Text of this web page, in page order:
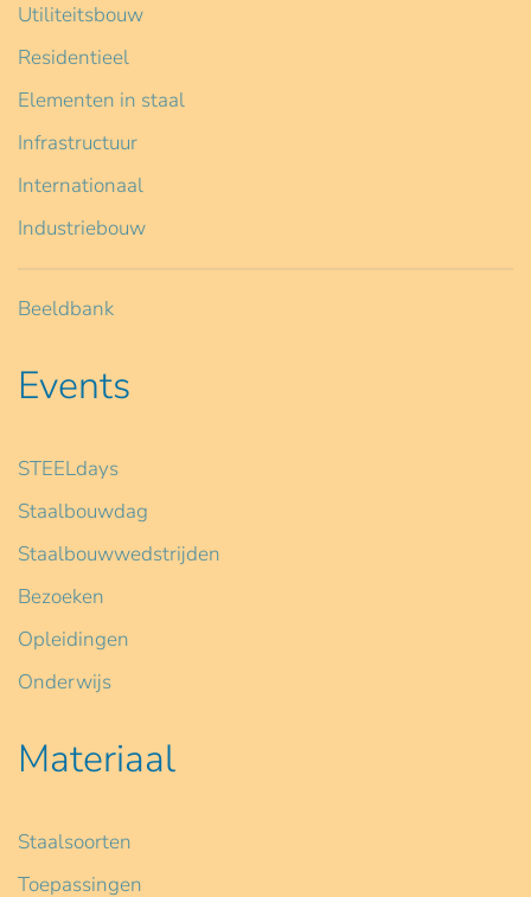
Utiliteitsbouw
Residentieel
Elementen in staal
Infrastructuur
Internationaal
Industriebouw
Beeldbank
Events
STEELdays
Staalbouwdag
Staalbouwwedstrijden
Bezoeken
Opleidingen
Onderwijs
Materiaal
Staalsoorten
Toepassingen